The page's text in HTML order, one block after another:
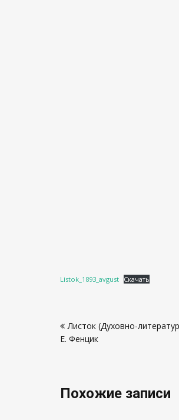
Listok_1893_avgust Скачать
поЛисток (Духовно-
Е. Фенцик
Похожие записи